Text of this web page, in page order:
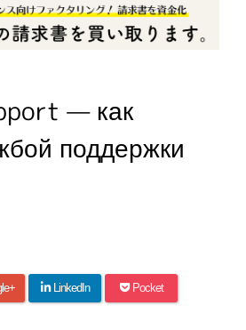
— как
поддержки
LinkedIn Pocket